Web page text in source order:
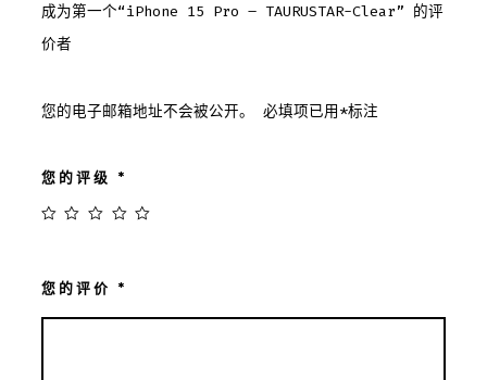
成为第一个“iPhone 15 Pro – TAURUSTAR-Clear” 的评
价者
您的电子邮箱地址不会被公开。 必填项已用 *标注
您的评级 *
您的评价 *